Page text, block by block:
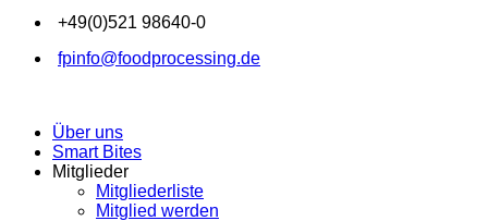
+49(0)521 98640-0
fpinfo@foodprocessing.de
Über uns
Smart Bites
Mitglieder
Mitgliederliste
Mitglied werden